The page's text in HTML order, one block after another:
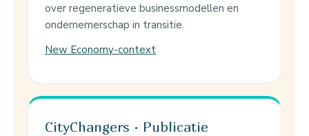
over regeneratieve businessmodellen en
ondernemerschap in transitie.
New Economy-context
CityChangers · Publicatie